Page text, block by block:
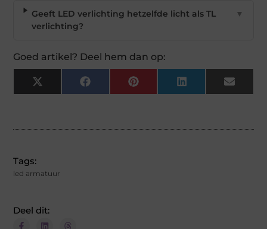
Geeft LED verlichting hetzelfde licht als TL
verlichting?
▼
Goed artikel? Deel hem dan op:
X
(Twitter)
Facebook Pinterest LinkedIn Email
Tags:
led armatuur
Deel dit: